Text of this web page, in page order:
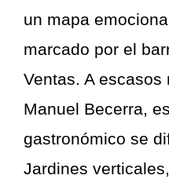
un mapa
marcado por el
Ventas. A
Manuel Becerra,
gastronómico se
Jardines